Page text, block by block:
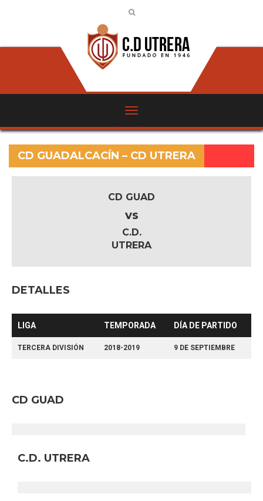
CD GUADALCACÍN – CD UTRERA
CD GUAD
vs
C.D.
UTRERA
DETALLES
LIGA TEMPORADA DÍA DE PARTIDO
TERCERA DIVISIÓN 2018-2019 9 DE SEPTIEMBRE
CD GUAD
C.D. UTRERA